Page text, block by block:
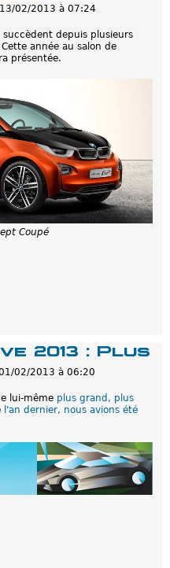
02/2013 à 07:24
depuis plusieurs
année au salon de
présentée.
Coupé
2013 : Plus
02/2013 à 06:20
lui-même plus grand, plus
l'an dernier, nous avions été